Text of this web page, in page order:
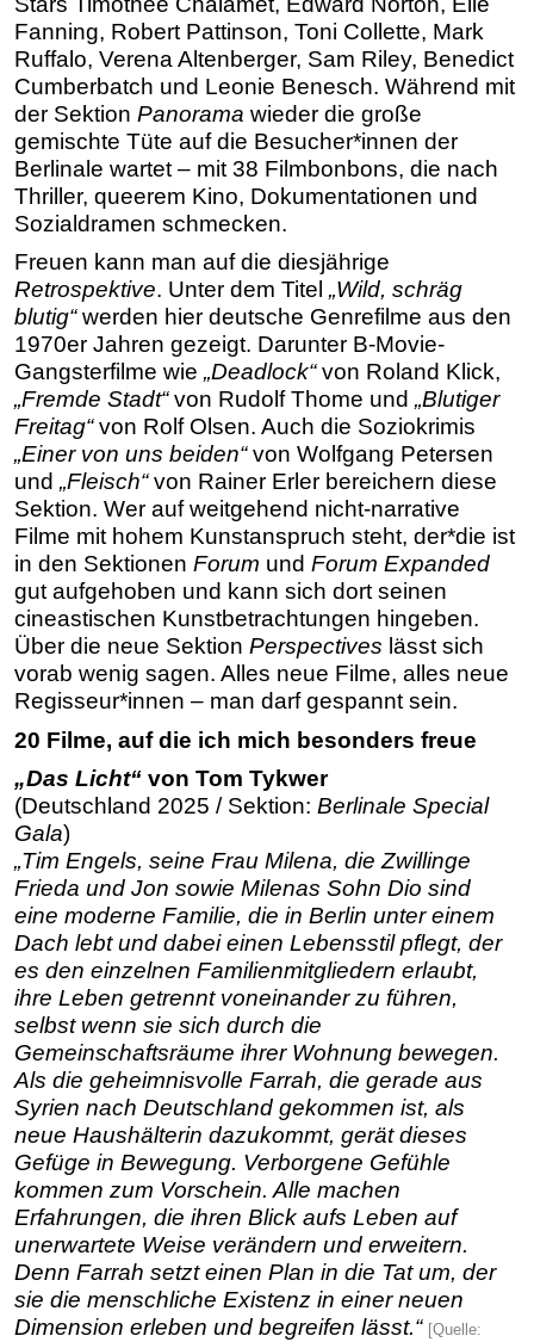
Fanning, Robert Pattinson, Toni Collette, Mark
Ruffalo, Verena Altenberger, Sam Riley, Benedict
Cumberbatch und Leonie Benesch. Während mit
der Sektion Panorama wieder die große
gemischte Tüte auf die Besucher*innen der
Berlinale wartet – mit 38 Filmbonbons, die nach
Thriller, queerem Kino, Dokumentationen und
Sozialdramen schmecken.
Freuen kann man auf die diesjährige
Retrospektive. Unter dem Titel „Wild, schräg
blutig“werden hier deutsche Genrefilme aus den
1970er Jahren gezeigt. Darunter B-Movie-
Gangsterfilme wie „Deadlock“von Roland Klick,
„Fremde Stadt“von Rudolf Thome und „Blutiger
Freitag“von Rolf Olsen. Auch die Soziokrimis
„Einer von uns beiden“von Wolfgang Petersen
und „Fleisch“von Rainer Erler bereichern diese
Sektion. Wer auf weitgehend nicht-narrative
Filme mit hohem Kunstanspruch steht, der*die ist
in den Sektionen Forum und Forum Expanded
gut aufgehoben und kann sich dort seinen
cineastischen Kunstbetrachtungen hingeben.
Über die neue Sektion Perspectives lässt sich
vorab wenig sagen. Alles neue Filme, alles neue
Regisseur*innen – man darf gespannt sein.
20 Filme, auf die ich mich besonders freue
„Das Licht“ von Tom Tykwer
(Deutschland 2025 / Sektion: Berlinale Special
Gala)
„Tim Engels, seine Frau Milena, die Zwillinge
Frieda und Jon sowie Milenas Sohn Dio sind
eine moderne Familie, die in Berlin unter einem
Dach lebt und dabei einen Lebensstil pflegt, der
es den einzelnen Familienmitgliedern erlaubt,
ihre Leben getrennt voneinander zu führen,
selbst wenn sie sich durch die
Gemeinschaftsräume ihrer Wohnung bewegen.
Als die geheimnisvolle Farrah, die gerade aus
Syrien nach Deutschland gekommen ist, als
neue Haushälterin dazukommt, gerät dieses
Gefüge in Bewegung. Verborgene Gefühle
kommen zum Vorschein. Alle machen
Erfahrungen, die ihren Blick aufs Leben auf
unerwartete Weise verändern und erweitern.
Denn Farrah setzt einen Plan in die Tat um, der
sie die menschliche Existenz in einer neuen
Dimension erleben und begreifen lässt.“ [Quelle: